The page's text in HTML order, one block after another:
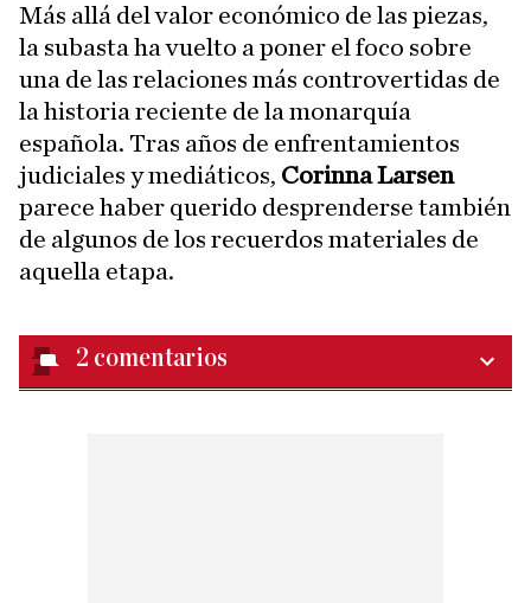
Más allá del valor económico de las piezas,
la subasta ha vuelto a poner el foco sobre
una de las relaciones más controvertidas de
la historia reciente de la monarquía
española. Tras años de enfrentamientos
judiciales y mediáticos, Corinna Larsen
parece haber querido desprenderse también
de algunos de los recuerdos materiales de
aquella etapa.
2 comentarios